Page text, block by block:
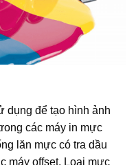
dụng để tạo hình ảnh
các máy in mực
lăn mực có tra dầu
máy offset. Loại mực